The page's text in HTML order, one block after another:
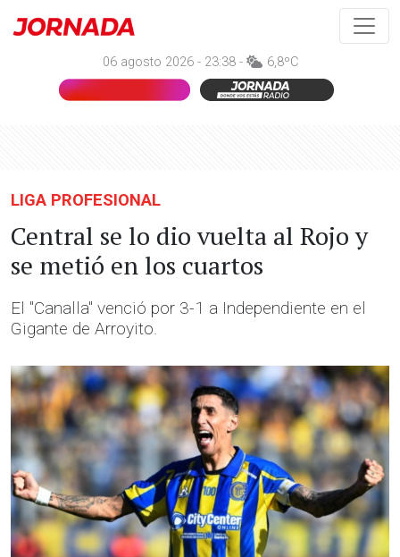
06 agosto 2026 - 23:38 - 6,8ºC
LIGA PROFESIONAL
Central se lo dio vuelta al Rojo y
se metió en los cuartos
El "Canalla" venció por 3-1 a Independiente en el
Gigante de Arroyito.